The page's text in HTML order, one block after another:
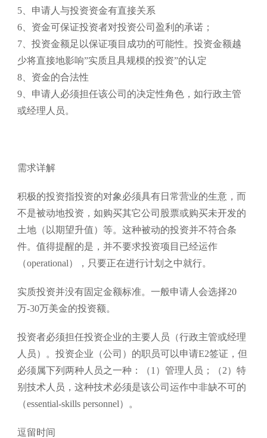
5、申请人与投资资金有直接关系
6、资金可保证投资者对投资公司盈利的承诺；
7、投资金额足以保证项目成功的可能性。投资金额越
少将直接地影响”实质且具规模的投资”的认定
8、资金的合法性
9、申请人必须担任该公司的决定性角色，如行政主管
或经理人员。
需求详解
积极的投资指投资的对象必须具有日常营业的生意，而
不是被动地投资，如购买其它公司股票或购买未开发的
土地（以期望升值）等。这种被动的投资并不符合条
件。值得提醒的是，并不要求投资项目已经运作
（operational），只要正在进行计划之中就行。
实质投资并没有固定金额标准。一般申请人会选择20
万-30万美金的投资额。
投资者必须担任投资企业的主要人员（行政主管或经理
人员）。投资企业（公司）的职员可以申请E2签证，但
必须属下列两种人员之一种：（1）管理人员；（2）特
别技术人员，这种技术必须是该公司运作中非缺不可的
（essential-skills personnel）。
逗留时间